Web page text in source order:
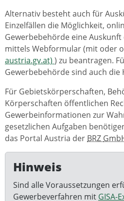
Alternativ besteht auch für
Einzelfällen die Möglichkeit,
Gewerbebehörde eine
mittels Webformular (mit oder
austria.gv.at) ) zu beantragen.
Gewerbebehörde sind auch die
Für Gebietskörperschaften,
Körperschaften öffentlichen
Gewerbeinformationen zur
gesetzlichen Aufgaben
das Portal Austria der BRZ
Hinweis
Sind alle Voraussetzungen
Gewerbeverfahren mit GISA-